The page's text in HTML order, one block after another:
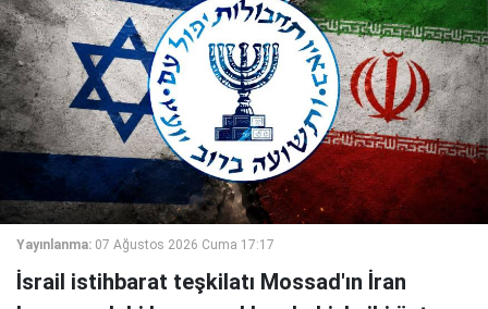
Yayınlanma: 07 Ağustos 2026 Cuma 17:17
İsrail istihbarat teşkilatı Mossad'ın İran